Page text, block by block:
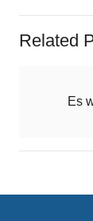
Related
Es